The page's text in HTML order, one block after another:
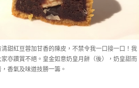
甜紅豆蓉加甘香的陳皮，不禁令我一口接一口！我
亦讚賞不絕。皇金如意奶皇月餅（後），奶皇甜而
香氣及味道技勝一籌。